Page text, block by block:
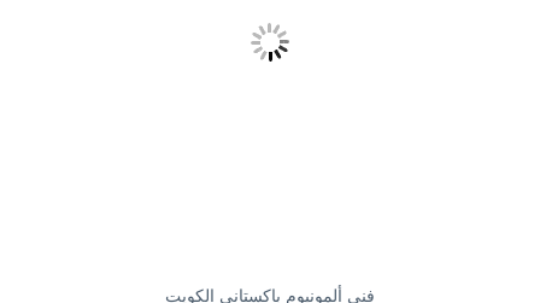
فنى ألمونيوم باكستانى الكويت